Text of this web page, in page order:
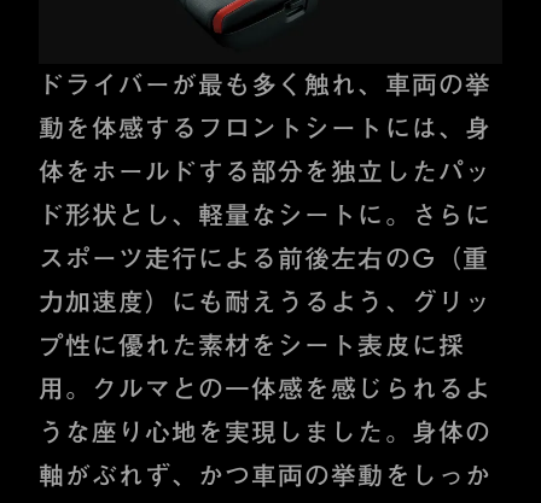
ドライバーが最も多く触れ、車両の挙
動を体感するフロントシートには、身
体をホールドする部分を独立したパッ
ド形状とし、軽量なシートに。さらに
スポーツ走行による前後左右のG（重
力加速度）にも耐えうるよう、グリッ
プ性に優れた素材をシート表皮に採
用。クルマとの一体感を感じられるよ
うな座り心地を実現しました。身体の
軸がぶれず、かつ車両の挙動をしっか